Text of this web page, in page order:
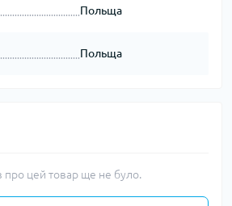
Польща
Польща
про цей товар ще не було.